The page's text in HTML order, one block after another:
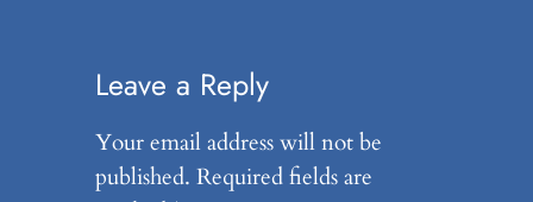
Leave a Reply
Your email address will not be
published. Required fields are